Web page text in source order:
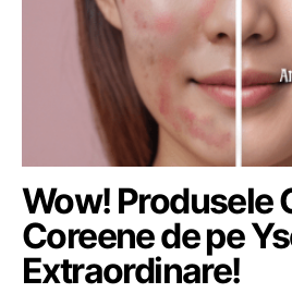
Wow! Produsele
Coreene de pe
Extraordinare!